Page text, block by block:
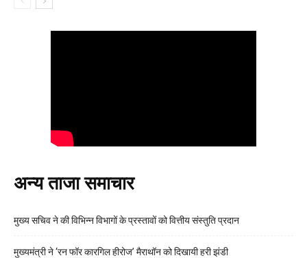
अन्य ताजा समाचार
मुख्य सचिव ने की विभिन्न विभागों के प्रस्तावों को वित्तीय संस्तुति प्रदान
मुख्यमंत्री ने ‘रन फॉर कारगिल हीरोज’ मैराथॉन को दिखायी हरी झंडी